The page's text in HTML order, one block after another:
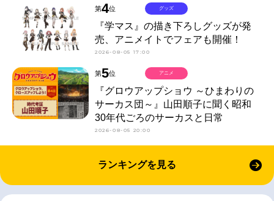
第4位
『学マス』の描き下ろしグッズが発
売、アニメイトでフェアも開催！
2026-08-05 17:00
グッズ
第5位
『グロウアップショウ ～ひまわりの
サーカス団～』山田順子に聞く昭和
30年代ごろのサーカスと日常
2026-08-05 20:00
アニメ
ランキングを見る